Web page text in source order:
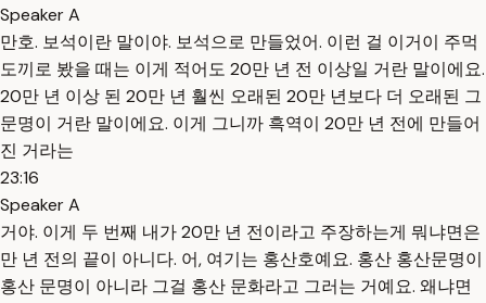
Speaker A
만호. 보석이란 말이야. 보석으로 만들었어. 이런 걸 이거이 주먹
도끼로 봤을 때는 이게 적어도 20만 년 전 이상일 거란 말이에요.
20만 년 이상 된 20만 년 훨씬 오래된 20만 년보다 더 오래된 그
문명이 거란 말이에요. 이게 그니까 흑역이 20만 년 전에 만들어
진 거라는
23:16
Speaker A
거야. 이게 두 번째 내가 20만 년 전이라고 주장하는게 뭐냐면은
만 년 전의 끝이 아니다. 어, 여기는 홍산호예요. 홍산 홍산문명이
홍산 문명이 아니라 그걸 홍산 문화라고 그러는 거예요. 왜냐면